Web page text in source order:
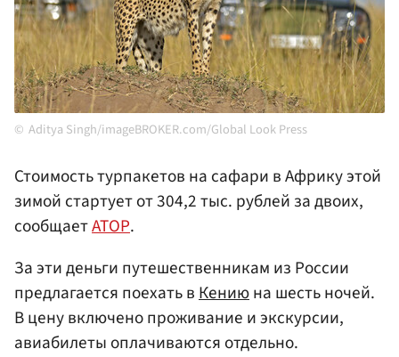
Aditya Singh/imageBROKER.com/Global Look Press
Стоимость турпакетов на сафари в Африку этой
зимой стартует от 304,2 тыс. рублей за двоих,
сообщаетАТОР.
За эти деньги путешественникам из России
предлагается поехать вКениюна шесть ночей.
В цену включено проживание и экскурсии,
авиабилеты оплачиваются отдельно.